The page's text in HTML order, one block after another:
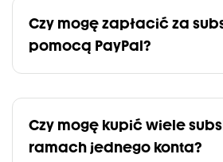
Czy mogę zapłacić za
pomocą PayPal?
Czy mogę kupić wiele
ramach jednego konta?